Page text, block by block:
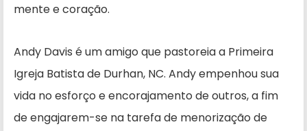
mente e coração.
Andy Davis é um amigo que pastoreia a Primeira
Igreja Batista de Durhan, NC. Andy empenhou sua
vida no esforço e encorajamento de outros, a fim
de engajarem-se na tarefa de menorização de